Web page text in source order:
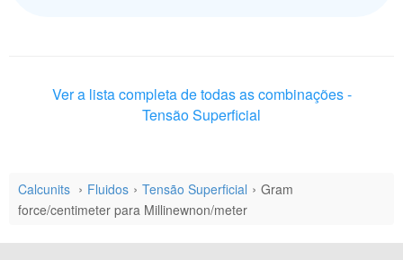
Ver a lista completa de todas as combinações -
Tensão Superficial
Calcunits Fluidos Tensão Superficial
Gram
force/centimeter para Millinewnon/meter